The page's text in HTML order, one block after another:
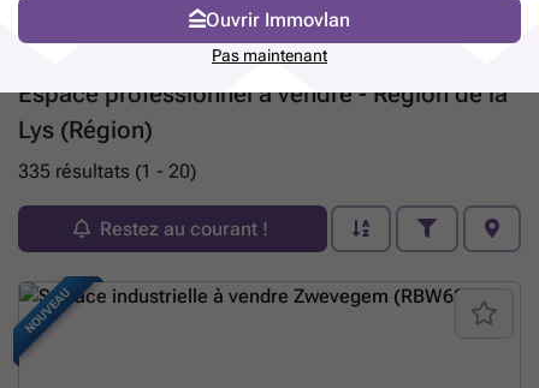
Espace professionnel à vendre - Région de la
Lys (Région)
335 résultats (1 - 20)
Restez au courant !
NOUVEAU
Ouvrir Immovlan
Pas maintenant